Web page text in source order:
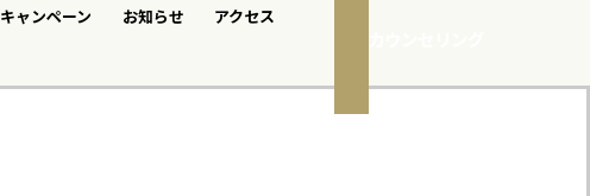
キャンペーン お知らせ アクセス